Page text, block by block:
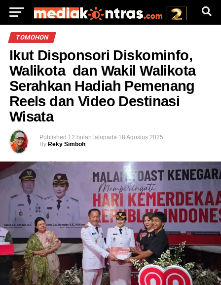
TOMOHON
Ikut Disponsori Diskominfo,
Walikota dan Wakil Walikota
Serahkan Hadiah Pemenang
Reels dan Video Destinasi
Wisata
Published 12 bulan lalupada 18 Agustus 2025
By Reky Simboh